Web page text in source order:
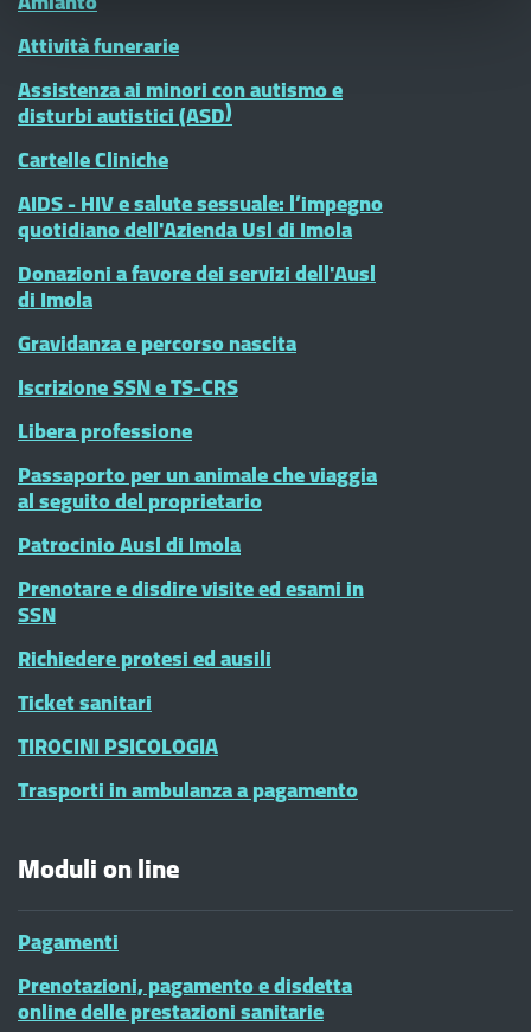
Attività funerarie
Assistenza ai minori con autismo e
disturbi autistici (ASD)
Cartelle Cliniche
AIDS - HIV e salute sessuale: l’impegno
quotidiano dell'Azienda Usl di Imola
Donazioni a favore dei servizi dell'Ausl
di Imola
Gravidanza e percorso nascita
Iscrizione SSN e TS-CRS
Libera professione
Passaporto per un animale che viaggia
al seguito del proprietario
Patrocinio Ausl di Imola
Prenotare e disdire visite ed esami in
SSN
Richiedere protesi ed ausili
Ticket sanitari
TIROCINI PSICOLOGIA
Trasporti in ambulanza a pagamento
Moduli on line
Pagamenti
Prenotazioni, pagamento e disdetta
online delle prestazioni sanitarie